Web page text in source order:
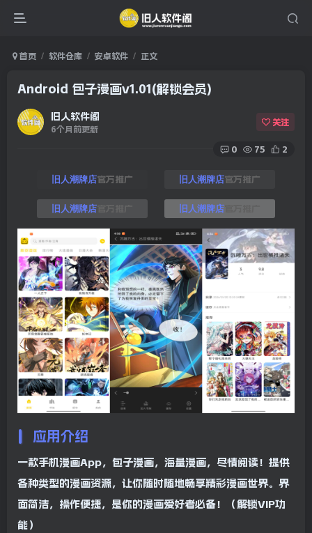
首页 软件仓库 安卓软件 正文
Android 包子漫画v1.01(解锁会员)
旧人软件阁
6个月前更新
关注
0 75 2
旧人潮牌店官方推广 旧人潮牌店官方推广
旧人潮牌店官方推广 旧人潮牌店
应用介绍
一款手机漫画App，包子漫画，海量漫画，尽情阅读！提供
各种类型的漫画资源，让你随时随地畅享精彩漫画世界。界
面简洁，操作便捷，是你的漫画爱好者必备！（解锁VIP功
能）